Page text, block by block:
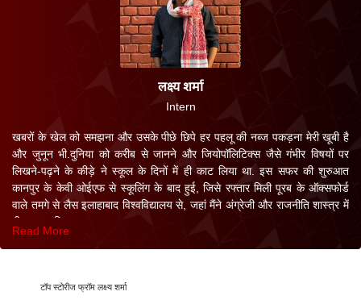
लक्ष्य शर्मा
Intern
​खबरों के खेल को समझना और उसके पीछे छिपे हर पहलू की नब्ज पकड़ना मेरी खूबी है
और जुनून भी.दुनिया को करीब से जानने और जियोपॉलिटिक्स जैसे गंभीर विषयों पर
लिखने-पढ़ने के कीड़े ने स्कूल के दिनों में ही काट लिया था. इस सफर की शुरुआत
कानपुर के केवी ओईएफ से स्कूलिंग के बाद हुई, जिसे रफ्तार मिली पूरब के ऑक्सफोर्ड
वाले तमगे से लैस इलाहाबाद विश्वविद्यालय से, जहां मैंने अंग्रेजी और राजनीति शास्त्र में
बीए (BA) किया.
बारीकियों को बखूबी सीखने के बाद मैं फिलहाल एबीपी नेटवर्क के साथ बतौर प्रशिक्षु
Read More
टॉप स्टोरीज फ्रॉम लक्ष्य शर्मा